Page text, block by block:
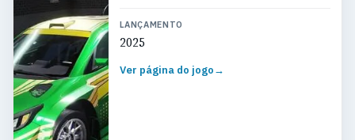
LANÇAMENTO
2025
Ver página do jogo→